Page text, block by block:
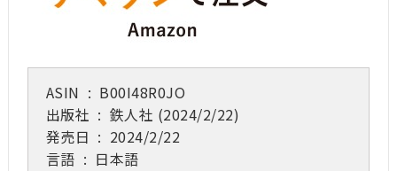
ASIN ‏ : ‎ B00I48R0JO
出版社 ‏ : ‎ 鉄人社 (2024/2/22)
発売日 ‏ : ‎ 2024/2/22
言語 ‏ : ‎ 日本語